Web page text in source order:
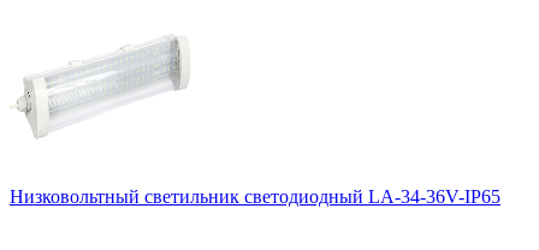
Низковольтный светильник светодиодный LA-34-36V-IP65